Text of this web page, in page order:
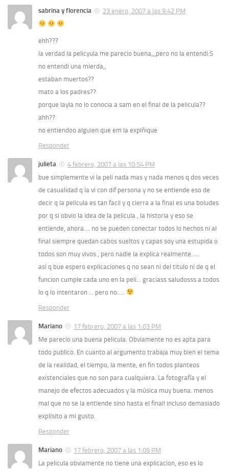
sabrina y florencia 23 enero, 2007 a las 9:42 PM
ehh???
la verdad la pelicyula me parecio buena,,,pero no la entendi:S
no entendi una mierda,,
estaban muertos??
mato a los padres??
porque layla no lo conocia a sam en el final de la pelicula??
ahh??
no entiendoo alguien que em la explñique
Responder
julieta
4 febrero, 2007 a las 10:54 PM
bue simplemente vi la peli nada mas y nada menos q dos veces
de casualidad q la vi con dif persona y no se entiende eso de
decir q la pelicula es tan facil y q cierra a la final es una boludes
por q si obvio la idea de la pelicula , la historia y eso se
entiende, ahora…. no se pueden conectar todos lo hechos ni al
final siempre quedan cabos sueltos y capas soy una estupida o
todos son muy vivos , pero nadie la explica realmente…..
asi q bue espero explicaciones q no sean ni del titulo ni de q el
funcion cumple cada uno en la peli… graciass saludosss a todos
lo q lo intentaron … pero no…..
Responder
Mariano
17 febrero, 2007 a las 1:03 PM
Me parecio una buena pelicula. Obviamente no es apta para
todo publico. En cuanto al argumento trabaja muy bien el tema
de la realidad, el tiempo, la mente, en fin todos planteos
existenciales que no son para cualquiera. La fotografía y el
manejo de efectos adecuados y la música muy buena. menos
mal que no se la entiende sino hasta el final! incluso demasiado
explísito a mi gusto.
Responder
Mariano
17 febrero, 2007 a las 1:09 PM
La pelicula obviamente no tiene una explicacion, eso es lo